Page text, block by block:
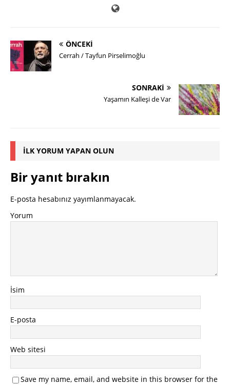
ÖNCEKI
Cerrah / Tayfun Pirselimoğlu
SONRAKI
Yaşamın Kalleşi de Var
İLK YORUM YAPAN OLUN
Bir yanıt bırakın
E-posta hesabınız yayımlanmayacak.
Yorum
İsim
E-posta
Web sitesi
Save my name, email, and website in this browser for the